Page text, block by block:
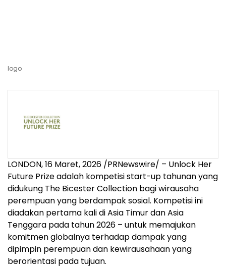
logo
LONDON,16 Maret, 2026 /PRNewswire/ – Unlock Her
Future Prize adalah kompetisi start-up tahunan yang
didukung The Bicester Collection bagi wirausaha
perempuan yang berdampak sosial. Kompetisi ini
diadakan pertama kali di Asia Timur dan Asia
Tenggara pada tahun 2026 – untuk memajukan
komitmen globalnya terhadap dampak yang
dipimpin perempuan dan kewirausahaan yang
berorientasi pada tujuan.